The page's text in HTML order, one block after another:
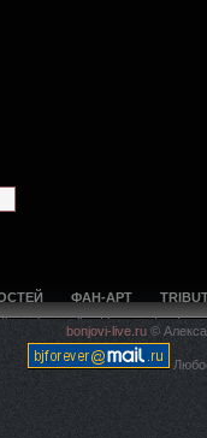
ФАН-АРТ
class will not be
live.ru/
bonjovi-live.ru©